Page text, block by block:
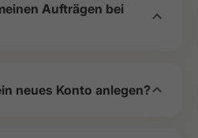
Aufträgen bei
neues Konto anlegen?